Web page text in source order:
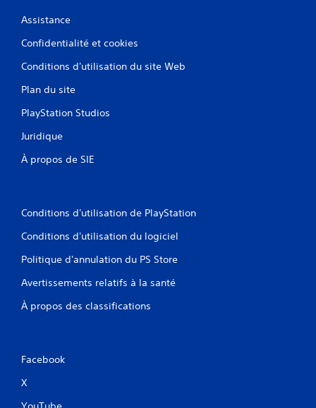
Assistance
Confidentialité et cookies
Conditions d'utilisation du site Web
Plan du site
PlayStation Studios
Juridique
À propos de SIE
Conditions d'utilisation de PlayStation
Conditions d'utilisation du logiciel
Politique d'annulation du PS Store
Avertissements relatifs à la santé
À propos des classifications
Facebook
X